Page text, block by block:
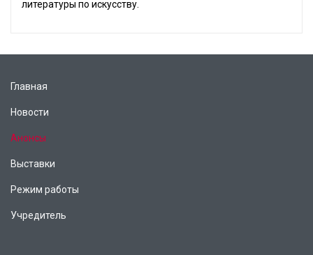
литературы по искусству.
Главная
Новости
Анонсы
Выставки
Режим работы
Учредитель